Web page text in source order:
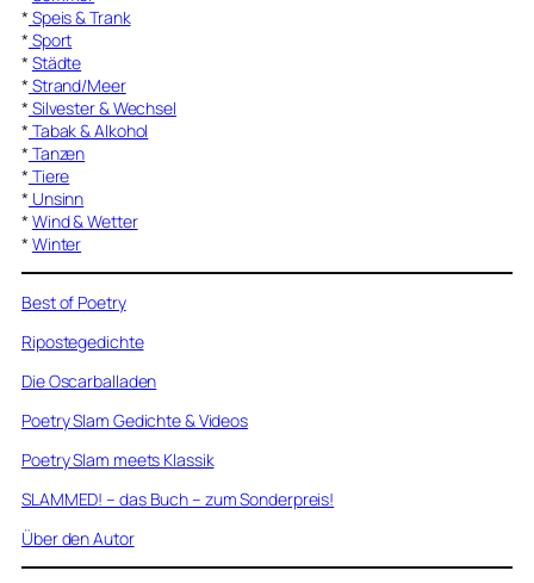
* Speis & Trank
* Sport
* Städte
* Strand/Meer
* Silvester & Wechsel
* Tabak & Alkohol
* Tanzen
* Tiere
* Unsinn
* Wind & Wetter
* Winter
Best of Poetry
Ripostegedichte
Die Oscarballaden
Poetry Slam Gedichte & Videos
Poetry Slam meets Klassik
SLAMMED! – das Buch – zum Sonderpreis!
Über den Autor